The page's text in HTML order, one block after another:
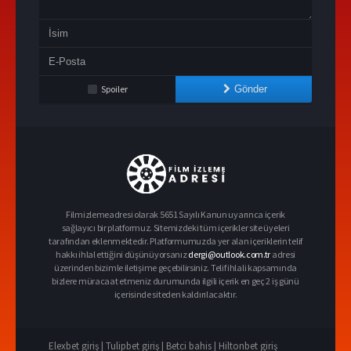
Spoiler Gönder
Filmizlemeadresi olarak 5651 Sayılı Kanun uyarınca içerik
sağlayıcı bir platformuz. Sitemizdeki tüm içerikler site üyeleri
tarafından eklenmektedir. Platformumuzda yer alan içeriklerin telif
hakkı ihlal ettiğini düşünüyorsanızdergi@outlook.com.tr adresi
üzerinden bizimle iletişime geçebilirsiniz. Telif ihlali kapsamında
bizlere müracaat etmeniz durumunda ilgili içerik en geç 2 iş günü
içerisinde siteden kaldırılacaktır.
Elexbet giriş | Tulipbet giriş | Betci bahis | Hiltonbet giriş